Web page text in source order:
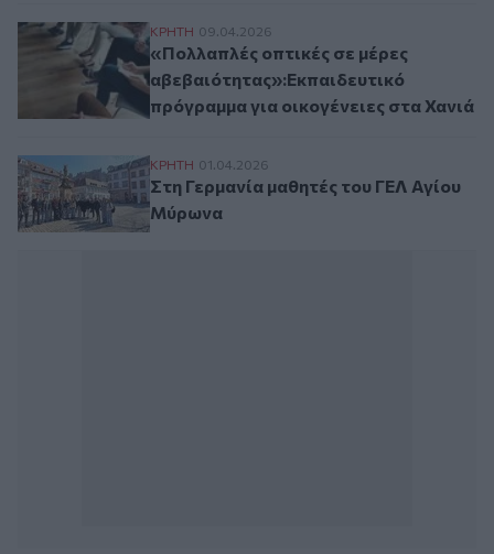
«Πολλαπλές οπτικές σε μέρες
ΚΡΗΤΗ 09.04.2026
«Πολλαπλές οπτικές σε μέρες
αβεβαιότητας»:Εκπαιδευτικό
πρόγραμμα για οικογένειες στα Χανιά
Στη Γερμανία μαθητές του ΓΕΛ Αγίου
ΚΡΗΤΗ 01.04.2026
Στη Γερμανία μαθητές του ΓΕΛ Αγίου
Μύρωνα